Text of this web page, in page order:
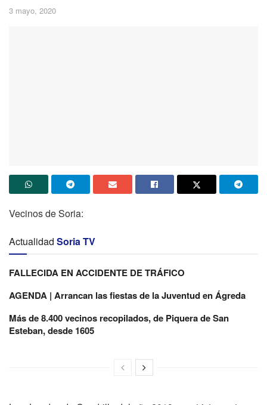
3 mayo, 2020
Vecinos de Soria:
Actualidad Soria TV
FALLECIDA EN ACCIDENTE DE TRÁFICO
AGENDA | Arrancan las fiestas de la Juventud en Ágreda
Más de 8.400 vecinos recopilados, de Piquera de San
Esteban, desde 1605